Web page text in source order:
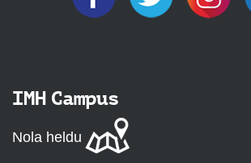
IMH Campus
Nola heldu